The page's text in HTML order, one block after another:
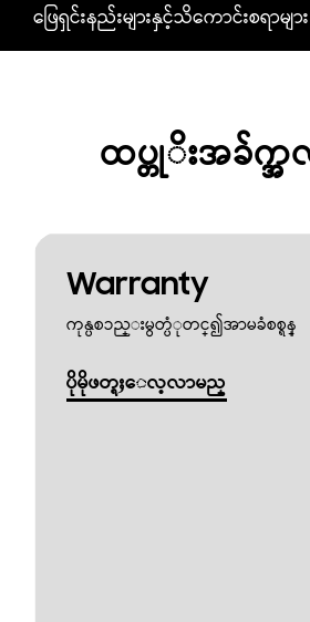
ဖြေရှင်းနည်းများနှင့်သိကောင်းစရာများ
ထပ္တုိးအခ်က္အ
Warranty
ကုန္ပစၥည္းမွတ္ပံုတင္၍အာမခံစစ္ရန္
ပိုမိုဖတ္ရႈေလ့လာမည္